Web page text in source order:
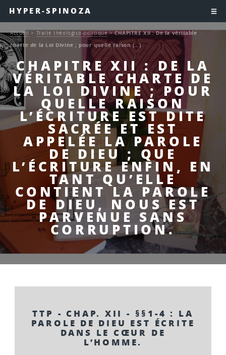
HYPER-SPINOZA
CHAPITRE XII : DE LA
VÉRITABLE CHARTE DE
LA LOI DIVINE ; POUR
QUELLE RAISON
L’ÉCRITURE EST DITE
SACRÉE ET EST
APPELÉE LA PAROLE
DE DIEU ; QUE
L’ÉCRITURE ENFIN, EN
TANT QU’ELLE
CONTIENT LA PAROLE
DE DIEU, NOUS EST
PARVENUE SANS
CORRUPTION.
Accueil > Traité théologico-politique>CHAPITRE XII : De la véritable
charte de la Loi Divine ; pour quelle raison (…)
TTP - CHAP. XII - §§1-4 : LA
PAROLE DE DIEU EST ÉCRITE
DANS LE CŒUR DE
L’HOMME.